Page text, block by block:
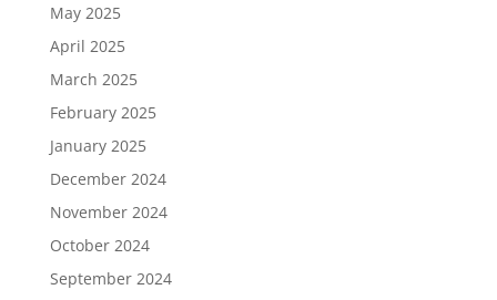
May 2025
April 2025
March 2025
February 2025
January 2025
December 2024
November 2024
October 2024
September 2024